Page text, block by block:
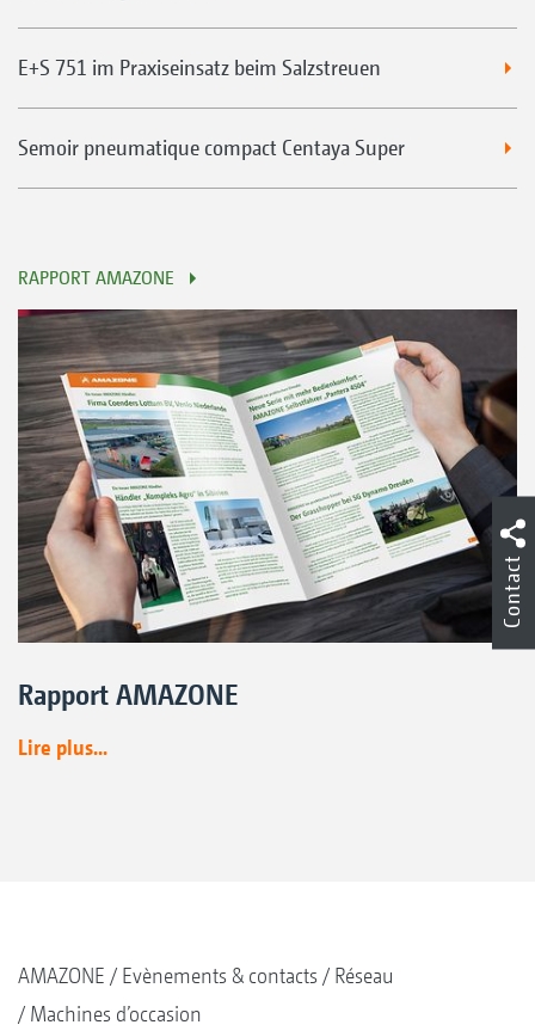
E+S 751 im Praxiseinsatz beim Salzstreuen
Semoir pneumatique compact Centaya Super
RAPPORT AMAZONE
Rapport AMAZONE
Lire plus...
AMAZONE Evènements & contacts
Réseau
Machines d’occasion
Contact